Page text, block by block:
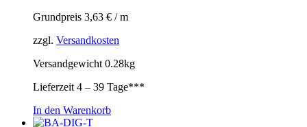
Grundpreis 3,63 € /m
zzgl. Versandkosten
Versandgewicht 0.28kg
Lieferzeit 4 – 39 Tage***
In den Warenkorb